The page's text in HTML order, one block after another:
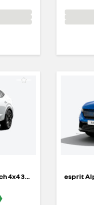
esprit Alpine hyper hybrid E-Tech 4x4 300 ch - 26